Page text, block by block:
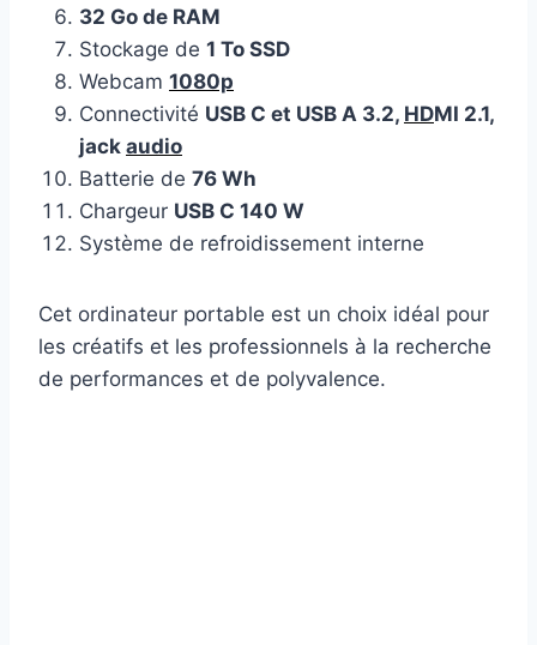
32 Go de RAM
Stockage de 1 To SSD
Webcam 1080p
Connectivité USB C et USB A 3.2, HDMI 2.1,
jack audio
Batterie de 76 Wh
Chargeur USB C 140 W
Système de refroidissement interne
Cet ordinateur portable est un choix idéal pour
les créatifs et les professionnels à la recherche
de performances et de polyvalence.